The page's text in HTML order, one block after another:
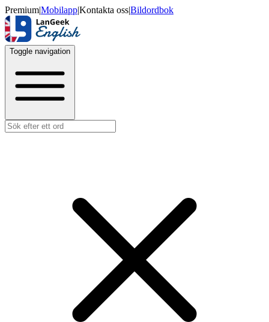
Premium|Mobilapp|Kontakta oss|Bildordbok
Toggle navigation